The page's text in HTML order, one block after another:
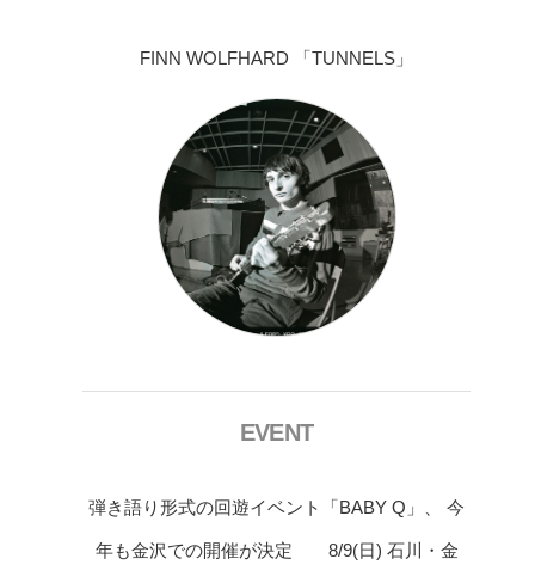
FINN WOLFHARD 「TUNNELS」
EVENT
弾き語り形式の回遊イベント「BABY Q」、 今
年も金沢での開催が決定 8/9(日) 石川・金